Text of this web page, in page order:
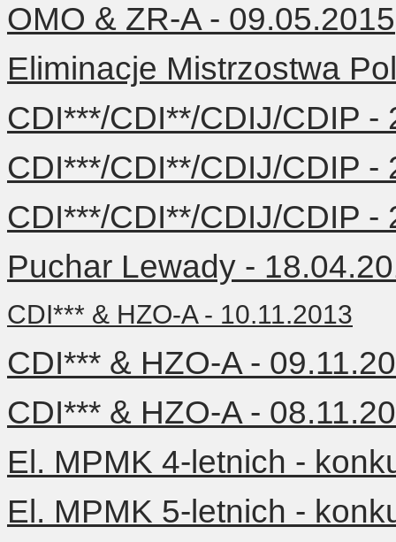
OMO & ZR-A - 09.05.2015
Eliminacje Mistrzostwa
CDI***/CDI**/CDIJ/CDIP -
CDI***/CDI**/CDIJ/CDIP -
CDI***/CDI**/CDIJ/CDIP -
Puchar Lewady -
CDI*** & HZO-A - 10.11.2013
CDI*** & HZO-A -
CDI*** & HZO-A -
El. MPMK 4-letnich -
El. MPMK 5-letnich -